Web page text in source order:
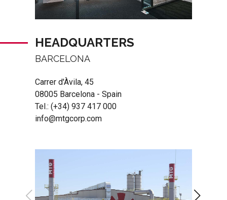
HEADQUARTERS
BARCELONA
Carrer d'Àvila, 45
08005 Barcelona - Spain
Tel.:(+34) 937 417 000
info@mtgcorp.com